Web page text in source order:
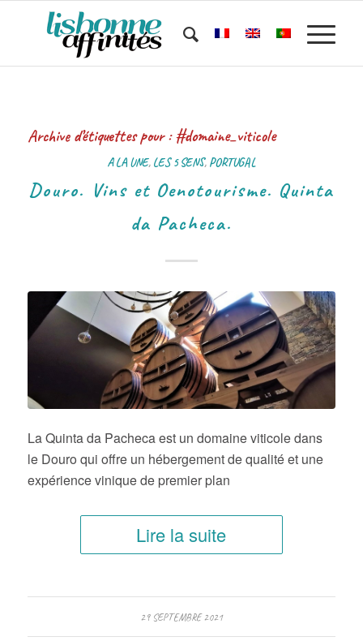
Archive d’étiquettes pour :#domaine_viticole
A LA UNE, LES 5 SENS, PORTUGAL
Douro. Vins et Oenotourisme. Quinta
da Pacheca.
La Quinta da Pacheca est un domaine viticole dans
le Douro qui offre un hébergement de qualité et une
expérience vinique de premier plan
Lire la suite
29 SEPTEMBRE 2021